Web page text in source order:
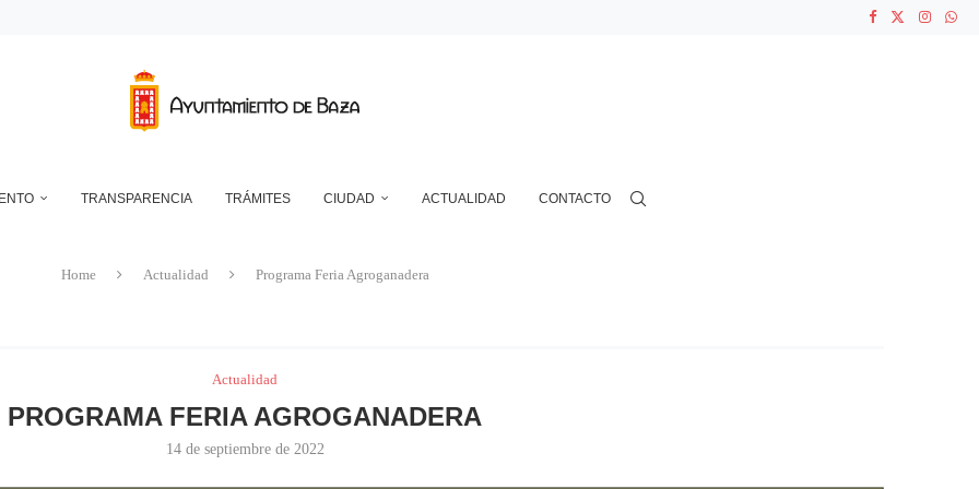
ELÉCTRICO EN EL RECINTO FERIAL
TRANSPARENCIA TRÁMITES CIUDAD ACTUALIDAD CONTACTO
Home Actualidad Programa Feria Agroganadera
Actualidad
PROGRAMA FERIA AGROGANADERA
14 de septiembre de 2022